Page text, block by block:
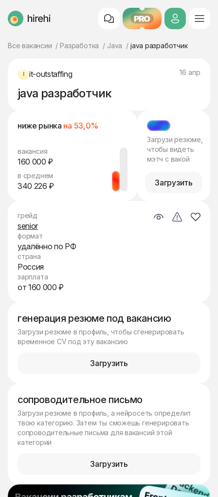
HireHi PRO
Все вакансии Разработка Java java разработчик
it-outstaffing 16 апр
java разработчик
ниже рынка на 53,0%
вакансия
160 000 ₽
в среднем
340 226 ₽
МЭТЧ
Загрузи резюме,
чтобы видеть
мэтч с вакой
Загрузить
генерация резюме под вакансию
Загрузи резюме в профиль, чтобы сгенерировать
временное CV под эту вакансию
Загрузить
сопроводительное письмо
Загрузи резюме в профиль, а нейросеть определит
твою категорию. Затем ты сможешь генерировать
сопроводительные письма для вакансий этой
категории
Загрузить
грейд
senior
формат
удалённо по РФ
страна
Россия
зарплата
от 160 000 ₽